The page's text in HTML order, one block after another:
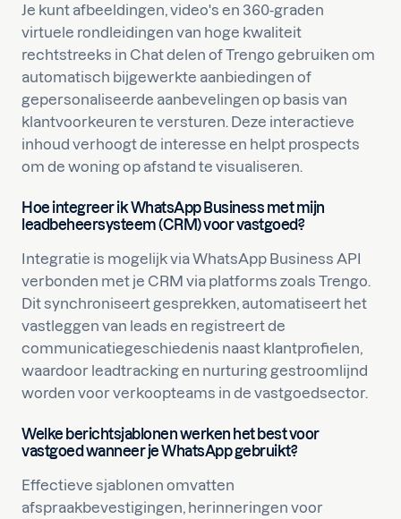
Je kunt afbeeldingen, video's en 360-graden
virtuele rondleidingen van hoge kwaliteit
rechtstreeks in Chat delen of Trengo gebruiken om
automatisch bijgewerkte aanbiedingen of
gepersonaliseerde aanbevelingen op basis van
klantvoorkeuren te versturen. Deze interactieve
inhoud verhoogt de interesse en helpt prospects
om de woning op afstand te visualiseren.
Hoe integreer ik WhatsApp Business met mijn
leadbeheersysteem (CRM) voor vastgoed?
Integratie is mogelijk via WhatsApp Business API
verbonden met je CRM via platforms zoals Trengo.
Dit synchroniseert gesprekken, automatiseert het
vastleggen van leads en registreert de
communicatiegeschiedenis naast klantprofielen,
waardoor leadtracking en nurturing gestroomlijnd
worden voor verkoopteams in de vastgoedsector.
Welke berichtsjablonen werken het best voor
vastgoed wanneer je WhatsApp gebruikt?
Effectieve sjablonen omvatten
afspraakbevestigingen, herinneringen voor